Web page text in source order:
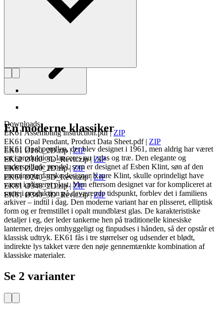
Læs mere om Esben Klint
Downloads
EK61 Assembling instruction.pdf|ZIP
EK61 Opal Pendant, Product Data Sheet.pdf| ZIP
EK61 Ø160_2D.zip|ZIP
EK61 Ø160_3D_Revit.zip|ZIP
EK61 Ø240_2D.zip|ZIP
EK61 Ø240_3D_Revit.zip|ZIP
EK61 Ø340_2D.zip|ZIP
EK61 Ø340_3D_Revit.zip|ZIP
En moderne klassiker
EK61 Opal pendlen, der blev designet i 1961, men aldrig har været
sat i produktion, lanceres nu i glas og træ. Den elegante og
underspillede pendel, som er designet af Esben Klint, søn af den
prominente danske designer Kaare Klint, skulle oprindeligt have
været i plisseret plast. Men eftersom designet var for kompliceret at
sætte i produktion på daværende tidspunkt, forblev det i familiens
arkiver – indtil i dag. Den moderne variant har en plisseret, elliptisk
form og er fremstillet i opalt mundblæst glas. De karakteristiske
detaljer i eg, der leder tankerne hen på traditionelle kinesiske
lanterner, drejes omhyggeligt og finpudses i hånden, så der opstår et
klassisk udtryk. EK61 fås i tre størrelser og udsender et blødt,
indirekte lys takket være den nøje gennemtænkte kombination af
klassiske materialer.
Se 2 varianter